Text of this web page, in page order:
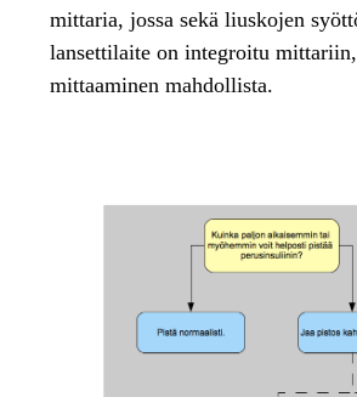
mittaria, jossa sekä liuskojen
lansettilaite on integroitu
mittaaminen mahdollista.